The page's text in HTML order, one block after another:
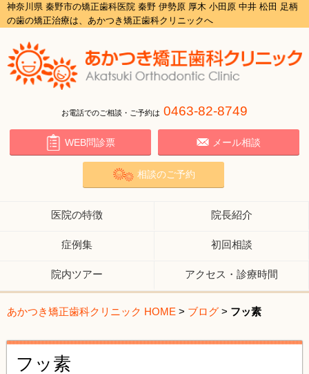
神奈川県 秦野市の矯正歯科医院 秦野 伊勢原 厚木 小田原 中井 松田 足柄
の歯の矯正治療は、あかつき矯正歯科クリニックへ
お電話でのご相談・ご予約は 0463-82-8749
WEB問診票 メール相談
相談のご予約
医院の特徴 院長紹介
症例集 初回相談
院内ツアー アクセス・診療時間
あかつき矯正歯科クリニック HOME > ブログ > フッ素
フッ素